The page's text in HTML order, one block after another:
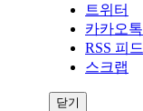
트위터
카카오톡
RSS 피드
스크랩
닫기